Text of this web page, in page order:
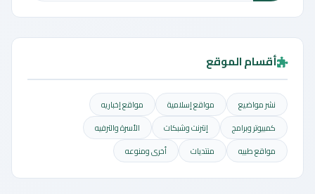
أقسام الموقع
نشر مواضيع مواقع إسلامية
مواقع إخباريه
كمبيوتر وبرامج
إنترنت وشبكات
الأسرة والترفيه
مواقع طبيه
منتديات أخرى ومنوعه